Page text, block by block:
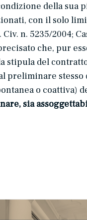
della sua
con il solo
n. 5235/2004;
che, pur
stipula del
preliminare stesso
o coattiva)
sia